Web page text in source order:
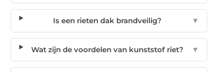
Is een rieten dak brandveilig? ▼
Wat zijn de voordelen van kunststof riet? ▼